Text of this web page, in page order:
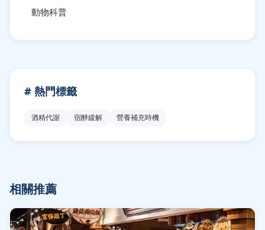
動物科普
# 熱門標籤
酒精代謝 宿醉緩解 營養補充時機
相關推薦